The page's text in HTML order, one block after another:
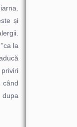
și
la
când